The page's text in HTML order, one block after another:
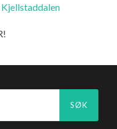
Kjellstaddalen